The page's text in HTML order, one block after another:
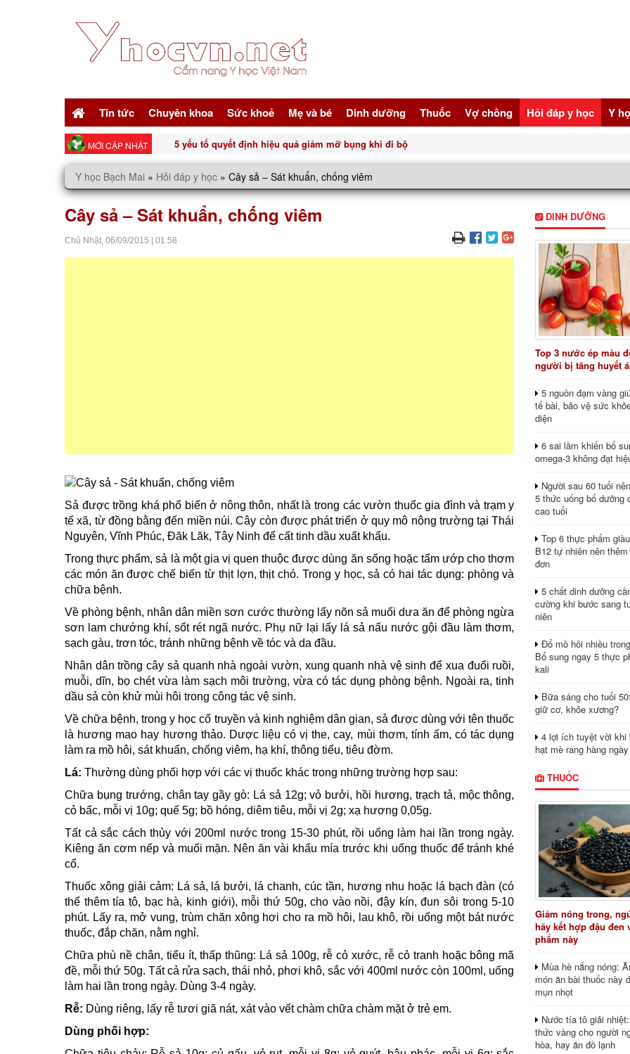
Tin tức Chuyên khoa Sức khoẻ Mẹ và bé Dinh dưỡng Thuốc Vợ chồng Hỏi đáp y học Y
MỚI CẬP NHẬT Top 3 nước ép màu đỏ tốt cho người bị tăng huyết áp
Y học Bạch Mai » Hỏi đáp y học » Cây sả – Sát khuẩn, chống viêm
Cây sả – Sát khuẩn, chống viêm
Chủ Nhật, 06/09/2015 01:58
Sả được trồng khá phổ biến ở nông thôn, nhất là trong các vườn thuốc gia đình và trạm y
tế xã, từ đồng bằng đến miền núi. Cây còn được phát triển ở quy mô nông trường tại Thái
Nguyên, Vĩnh Phúc, Đăk Lăk, Tây Ninh để cất tinh dầu xuất khẩu.
Trong thực phẩm, sả là một gia vị quen thuộc được dùng ăn sống hoặc tẩm ướp cho thơm
các món ăn được chế biến từ thịt lợn, thịt chó. Trong y học, sả có hai tác dụng: phòng và
chữa bệnh.
Về phòng bệnh, nhân dân miền sơn cước thường lấy nõn sả muối dưa ăn để phòng ngừa
sơn lam chướng khí, sốt rét ngã nước. Phụ nữ lại lấy lá sả nấu nước gội đầu làm thơm,
sạch gàu, trơn tóc, tránh những bệnh về tóc và da đầu.
Nhân dân trồng cây sả quanh nhà ngoài vườn, xung quanh nhà vệ sinh để xua đuổi ruồi,
muỗi, dĩn, bọ chét vừa làm sạch môi trường, vừa có tác dụng phòng bệnh. Ngoài ra, tinh
dầu sả còn khử mùi hôi trong công tác vệ sinh.
Về chữa bệnh, trong y học cổ truyền và kinh nghiệm dân gian, sả được dùng với tên thuốc
là hương mao hay hương thảo. Dược liệu có vị the, cay, mùi thơm, tính ấm, có tác dụng
làm ra mồ hôi, sát khuẩn, chống viêm, hạ khí, thông tiểu, tiêu đờm.
Lá: Thường dùng phối hợp với các vị thuốc khác trong những trường hợp sau:
Chữa bụng trướng, chân tay gầy gò: Lá sả 12g; vỏ bưởi, hồi hương, trạch tả, mộc thông,
cỏ bấc, mỗi vị 10g; quế 5g; bồ hóng, diêm tiêu, mỗi vị 2g; xạ hương 0,05g.
Tất cả sắc cách thủy với 200ml nước trong 15-30 phút, rồi uống làm hai lần trong ngày.
Kiêng ăn cơm nếp và muối mặn. Nên ăn vài khẩu mía trước khi uống thuốc để tránh khé
cổ.
Thuốc xông giải cảm: Lá sả, lá bưởi, lá chanh, cúc tần, hương nhu hoặc lá bạch đàn (có
thể thêm tía tô, bạc hà, kinh giới), mỗi thứ 50g, cho vào nồi, đậy kín, đun sôi trong 5-10
phút. Lấy ra, mở vung, trùm chăn xông hơi cho ra mồ hôi, lau khô, rồi uống một bát nước
thuốc, đắp chăn, nằm nghỉ.
Chữa phù nề chân, tiểu ít, thấp thũng: Lá sả 100g, rễ cỏ xước, rễ cỏ tranh hoặc bông mã
đề, mỗi thứ 50g. Tất cả rửa sạch, thái nhỏ, phơi khô, sắc với 400ml nước còn 100ml, uống
làm hai lần trong ngày. Dùng 3-4 ngày.
Rễ: Dùng riêng, lấy rễ tươi giã nát, xát vào vết chàm chữa chàm mặt ở trẻ em.
Dùng phối hợp:
DINH DƯỠNG
Top 3 nước ép màu
người bị tăng huyết
5 nguồn đạm vàng
tế bài, bảo vệ sức
diện
6 sai lầm khiến bổ
omega-3 không đạt
Người sau 60 tuổi
5 thức uống bổ dưỡng
cao tuổi
Top 6 thực phẩm
B12 tự nhiên nên
đơn
5 chất dinh dưỡng
cường khi bước sang
niên
Đổ mồ hôi nhiều
Bổ sung ngay 5 thực
kali
Bữa sáng cho tuổi
giữ cơ, khỏe xương?
4 lợi ích tuyệt vời khi
hạt mè rang hàng ngày
THUỐC
Giảm nóng trong,
hãy kết hợp đậu đen
phẩm này
Mùa hè nắng nóng:
món ăn bài thuốc này
mụn nhọt
Nước tía tô giải
thức vàng cho người
hòa, hay ăn đồ lạnh